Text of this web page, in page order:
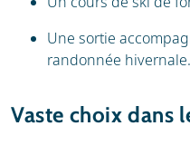
Une sortie
randonnée hivernale.
Vaste choix dans